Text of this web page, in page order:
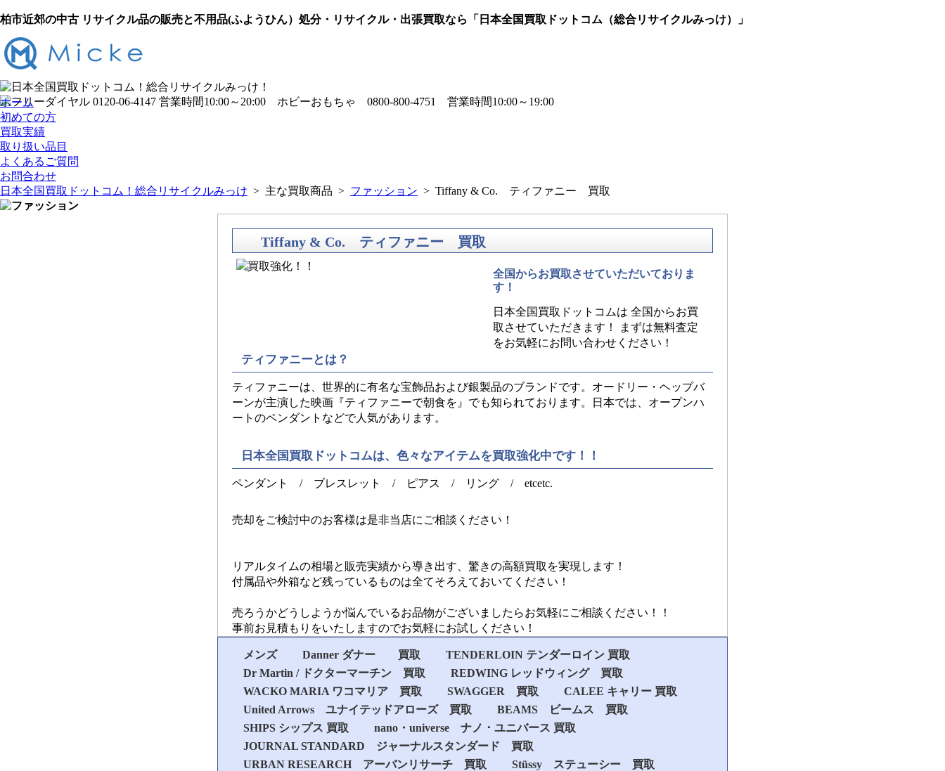
柏市近郊の中古 リサイクル品の販売と不用品(ふようひん）処分・リサイクル・出張買取なら「日本全国買取ドットコム（総合リサイクルみっけ）」
ホーム
初めての方
買取実績
取り扱い品目
よくあるご質問
お問合わせ
日本全国買取ドットコム！総合リサイクルみっけ > 主な買取商品 > ファッション > Tiffany & Co. ティファニー 買取
Tiffany & Co. ティファニー 買取
全国からお買取させていただいておりま
す！
日本全国買取ドットコムは 全国からお買
取させていただきます！ まずは無料査定
をお気軽にお問い合わせください！
ティファニーとは？
ティファニーは、世界的に有名な宝飾品および銀製品のブランドです。オードリー・ヘップバ
ーンが主演した映画『ティファニーで朝食を』でも知られております。日本では、オープンハ
ートのペンダントなどで人気があります。
日本全国買取ドットコムは、色々なアイテムを買取強化中です！！
ペンダント / ブレスレット / ピアス / リング / etcetc.
売却をご検討中のお客様は是非当店にご相談ください！
リアルタイムの相場と販売実績から導き出す、驚きの高額買取を実現します！
付属品や外箱など残っているものは全てそろえておいてください！
売ろうかどうしようか悩んでいるお品物がございましたらお気軽にご相談ください！！
事前お見積もりをいたしますのでお気軽にお試しください！
メンズ Danner ダナー 買取
TENDERLOIN テンダーロイン 買取
Dr Martin / ドクターマーチン 買取
REDWING レッドウィング 買取
WACKO MARIA ワコマリア 買取
SWAGGER 買取
CALEE キャリー 買取
United Arrows ユナイテッドアローズ 買取
BEAMS ビームス 買取
SHIPS シップス 買取
nano・universe ナノ ･ ユニバース 買取
JOURNAL STANDARD ジャーナルスタンダード 買取
URBAN RESEARCH アーバンリサーチ 買取
Stüssy ステューシー 買取